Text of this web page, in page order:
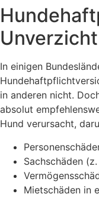
In einigen
in anderen nicht.
absolut
Hund verursacht,
Sachschäden
Mietschäden in